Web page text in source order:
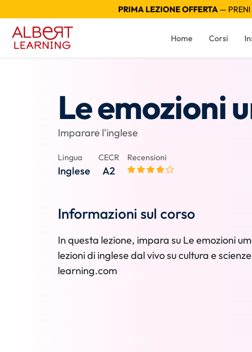
PRIMA LEZIONE OFFERTA— PRENI
Home Corsi
Le emozioni
Imparare l'inglese
Lingua
Inglese
CECR
A2
Recensioni
Informazioni sul corso
In questa lezione, impara su Le emozioni
lezioni di inglese dal vivo su cultura e
learning.com